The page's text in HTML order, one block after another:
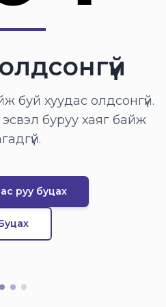
буй хуудас олдсонгүй.
буруу хаяг байж
руу буцах